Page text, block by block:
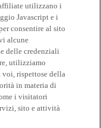
utilizzano i
Javascript e i
consentire al sito
alcune
delle credenziali
utilizziamo
rispettose della
in materia di
i visitatori
sito e attività